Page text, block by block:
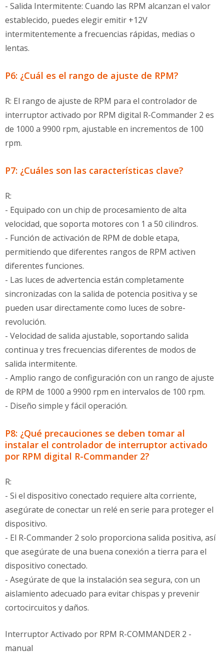
- Salida Intermitente: Cuando las RPM alcanzan el valor
establecido, puedes elegir emitir +12V
intermitentemente a frecuencias rápidas, medias o
lentas.
P6: ¿Cuál es el rango de ajuste de RPM?
R: El rango de ajuste de RPM para el controlador de
interruptor activado por RPM digital R-Commander 2 es
de 1000 a 9900 rpm, ajustable en incrementos de 100
rpm.
P7: ¿Cuáles son las características clave?
R:
- Equipado con un chip de procesamiento de alta
velocidad, que soporta motores con 1 a 50 cilindros.
- Función de activación de RPM de doble etapa,
permitiendo que diferentes rangos de RPM activen
diferentes funciones.
- Las luces de advertencia están completamente
sincronizadas con la salida de potencia positiva y se
pueden usar directamente como luces de sobre-
revolución.
- Velocidad de salida ajustable, soportando salida
continua y tres frecuencias diferentes de modos de
salida intermitente.
- Amplio rango de configuración con un rango de ajuste
de RPM de 1000 a 9900 rpm en intervalos de 100 rpm.
- Diseño simple y fácil operación.
P8: ¿Qué precauciones se deben tomar al
instalar el controlador de interruptor activado
por RPM digital R-Commander 2?
R:
- Si el dispositivo conectado requiere alta corriente,
asegúrate de conectar un relé en serie para proteger el
dispositivo.
- El R-Commander 2 solo proporciona salida positiva, así
que asegúrate de una buena conexión a tierra para el
dispositivo conectado.
- Asegúrate de que la instalación sea segura, con un
aislamiento adecuado para evitar chispas y prevenir
cortocircuitos y daños.
Interruptor Activado por RPM R-COMMANDER 2 -
manual